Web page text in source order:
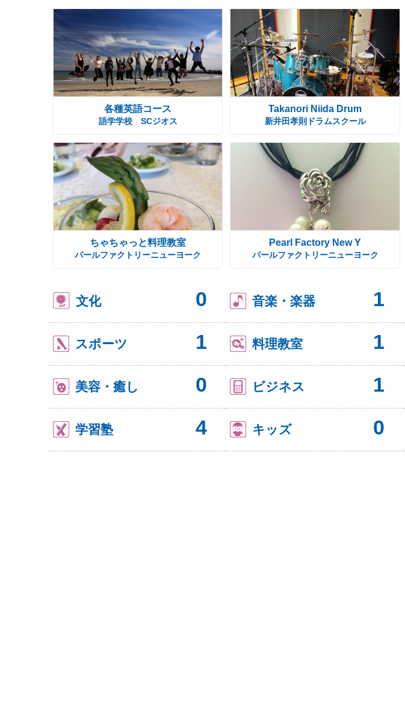
各種英語コース
語学学校 SCジオス
Takanori Niida Drum
新井田孝則ドラムスクール
ちゃちゃっと料理教室
パールファクトリーニューヨーク
Pearl Factory New Y
パールファクトリーニューヨーク
文化 0 音楽・楽器 1
スポーツ 1 料理教室 1
美容・癒し 0 ビジネス 1
学習塾 4 キッズ 0